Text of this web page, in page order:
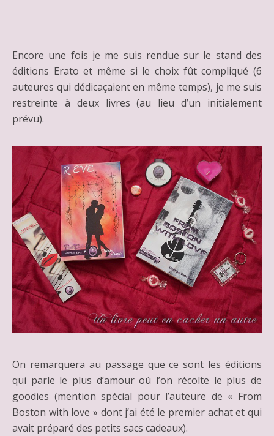
Encore une fois je me suis rendue sur le stand des
éditions Erato et même si le choix fût compliqué (6
auteures qui dédicaçaient en même temps), je me suis
restreinte à deux livres (au lieu d’un initialement
prévu).
On remarquera au passage que ce sont les éditions
qui parle le plus d’amour où l’on récolte le plus de
goodies (mention spécial pour l’auteure de « From
Boston with love » dont j’ai été le premier achat et qui
avait préparé des petits sacs cadeaux).